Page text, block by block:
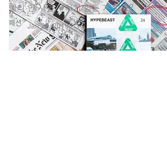
패션
빨리 안 사면 구하기 힘든 거 알죠?
Jan 25, 2019